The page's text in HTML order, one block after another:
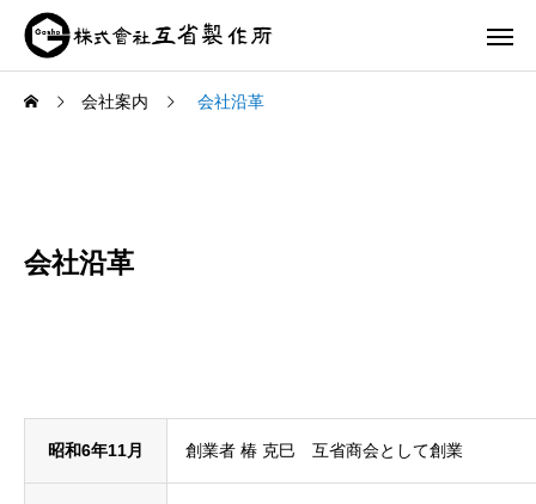
会社案内 会社沿革
会社沿革
昭和6年11月 創業者 椿 克巳 互省商会として創業